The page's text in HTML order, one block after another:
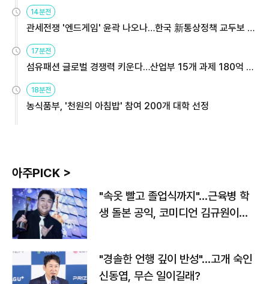
14분전
관세전쟁 '엔드게임' 윤곽 나오나…한국 新통상정책 교두보 활
용해야
17분전
섬유패션 글로벌 경쟁력 키운다…산업부 15개 과제 180억 지
원
18분전
농식품부, '천원의 아침밥' 참여 200개 대학 선정
아주PICK >
"속옷 빨고 졸업식까지"…근육병 학
생 돌본 공익, 코미디언 김규원이었
"경솔한 언행 깊이 반성"…고개 숙인
신동엽, 무슨 일이길래?